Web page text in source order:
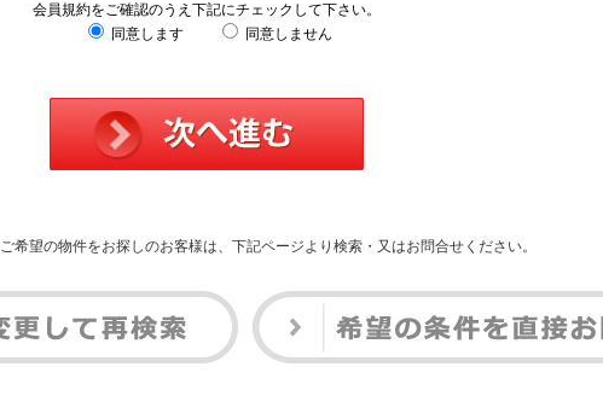
会員規約をご確認のうえ下記にチェックして下さい。
同意します
同意しません
ご希望の物件をお探しのお客様は、下記ページより検索・又はお問合せください。